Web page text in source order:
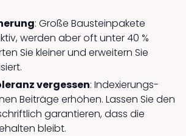
: Große Baustein­pakete
werden aber oft unter 40 %
Sie kleiner und erweitern Sie
vergessen: Indexierungs­
Beiträge erhöhen. Lassen Sie den
garantieren, dass die
bleibt.